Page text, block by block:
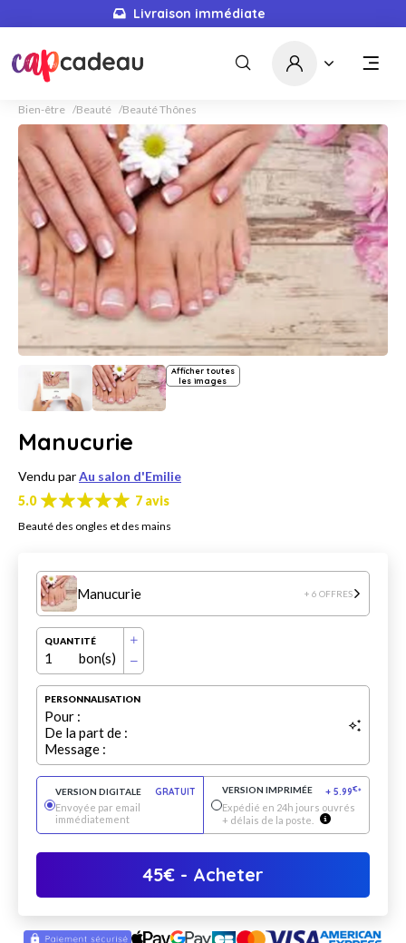
Livraison immédiate
Bien-être Beauté Beauté Thônes
Afficher toutes
les images
Manucurie
Vendu parAu salon d'Emilie
5.0
7 avis
Beauté des ongles et des mains
Manucurie + 6 OFFRES
QUANTITÉ
1 bon(s)
PERSONNALISATION
Pour :
De la part de :
Message :
VERSION DIGITALE
GRATUIT
Envoyée par email
immédiatement
VERSION IMPRIMÉE + 5.99€*
Expédié en 24h jours ouvrés
+ délais de la poste.
45€ - Acheter